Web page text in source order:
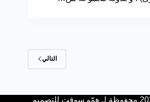
التالي
حقوق النشر © لعام 2026 محفوظة لـ همّو سوفت للتصميم